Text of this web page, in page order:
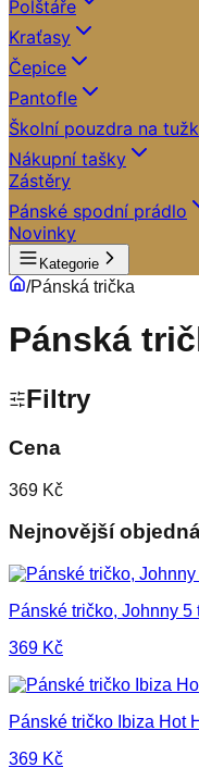
Polštáře
Kraťasy
Čepice
Pantofle
Školní pouzdra na
Nákupní tašky
Zástěry
Pánské spodní prádlo
Novinky
Kategorie
/Pánská trička
Pánská
Filtry
Cena
369 Kč
Nejnovější
Pánské tričko, Johnny 5
369 Kč
Pánské tričko Ibiza Hot
369 Kč